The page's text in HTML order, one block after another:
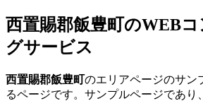
西置賜郡飯豊町のWEB
グサービス
西置賜郡飯豊町のエリアページのサン
るページです。サンプルページであり